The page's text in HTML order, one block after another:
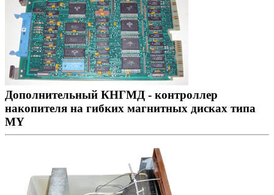
Дополнительный КНГМД - контроллер
накопителя на гибких магнитных дисках типа
MY